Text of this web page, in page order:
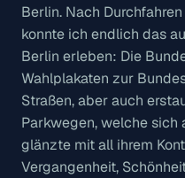
Berlin. Nach
konnte ich endlich das
Berlin erleben: Die
Wahlplakaten zur
Straßen, aber auch
Parkwegen, welche sich
glänzte mit all ihrem
Vergangenheit,